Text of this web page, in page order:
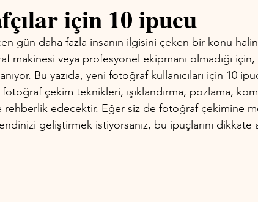
için 10 ipucu
gün daha fazla insanın ilgisini çeken bir konu
makinesi veya profesyonel ekipmanı olmadığı
Bu yazıda, yeni fotoğraf kullanıcıları için 10
fotoğraf çekim teknikleri, ışıklandırma, pozlama,
rehberlik edecektir. Eğer siz de fotoğraf çekimine
geliştirmek istiyorsanız, bu ipuçlarını dikkate